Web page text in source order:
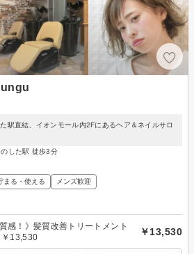
直結、イオンモール内2Fにあるヘア＆ネイルサロ
した駅 徒歩3分
まる・使える メンズ歓迎
感！》髪質改善トリートメント
￥13,530
￥13,530